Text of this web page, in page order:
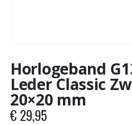
Horlogeband
Leder Classic
20×20 mm
€ 29,95